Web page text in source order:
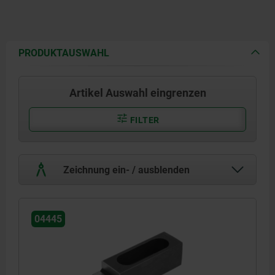
PRODUKTAUSWAHL
Artikel Auswahl eingrenzen
FILTER
Zeichnung ein- / ausblenden
04445